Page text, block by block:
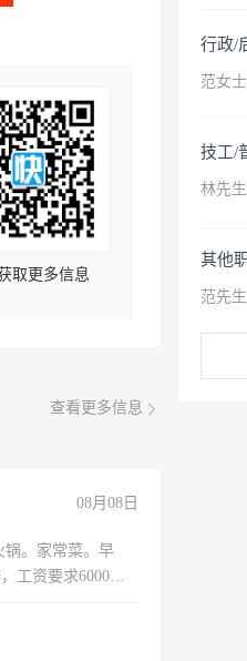
取更多信息
查看更多信息
08月08日
锅。家常菜。早
工资要求6000以
行政/
范女士
技工/
林先生
其他
范先生